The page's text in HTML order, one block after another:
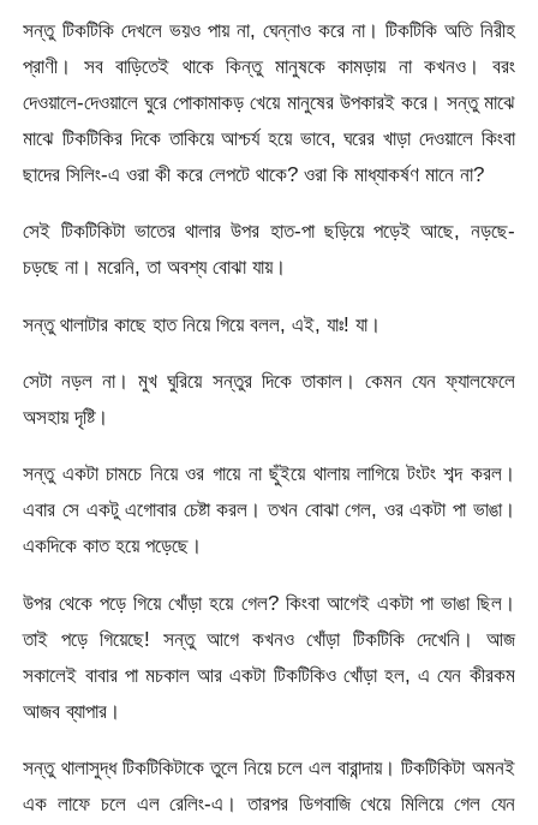
সন্তু টিকটিকি দেখলে ভয়ও পায় না, ঘেন্নাও করে না। টিকটিকি অতি নিরীহ
প্রাণী। সব বাড়িতেই থাকে কিন্তু মানুষকে কামড়ায় না কখনও। বরং
দেওয়ালে-দেওয়ালে ঘুরে পোকামাকড় খেয়ে মানুষের উপকারই করে। সন্তু মাঝে
মাঝে টিকটিকির দিকে তাকিয়ে আশ্চর্য হয়ে ভাবে, ঘরের খাড়া দেওয়ালে কিংবা
ছাদের সিলিং-এ ওরা কী করে লেপটে থাকে? ওরা কি মাধ্যাকর্ষণ মানে না?
সেই টিকটিকিটা ভাতের থালার উপর হাত-পা ছড়িয়ে পড়েই আছে, নড়ছে-
চড়ছে না। মরেনি, তা অবশ্য বোঝা যায়।
সন্তু থালাটার কাছে হাত নিয়ে গিয়ে বলল, এই, যাঃ! যা।
সেটা নড়ল না। মুখ ঘুরিয়ে সন্তুর দিকে তাকাল। কেমন যেন ফ্যালফেলে
অসহায় দৃষ্টি।
সন্তু একটা চামচে নিয়ে ওর গায়ে না ছুঁইয়ে থালায় লাগিয়ে টংটং শব্দ করল।
এবার সে একটু এগোবার চেষ্টা করল। তখন বোঝা গেল, ওর একটা পা ভাঙা।
একদিকে কাত হয়ে পড়েছে।
উপর থেকে পড়ে গিয়ে খোঁড়া হয়ে গেল? কিংবা আগেই একটা পা ভাঙা ছিল।
তাই পড়ে গিয়েছে! সন্তু আগে কখনও খোঁড়া টিকটিকি দেখেনি। আজ
সকালেই বাবার পা মচকাল আর একটা টিকটিকিও খোঁড়া হল, এ যেন কীরকম
আজব ব্যাপার।
সন্তু থালাসুদ্ধ টিকটিকিটাকে তুলে নিয়ে চলে এল বারান্দায়। টিকটিকিটা অমনই
এক লাফে চলে এল রেলিং-এ। তারপর ডিগবাজি খেয়ে মিলিয়ে গেল যেন